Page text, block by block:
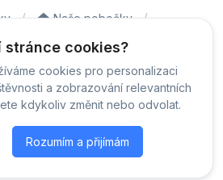
stránce cookies?
cookies pro personalizaci
a zobrazování relevantních
kdykoliv změnit nebo odvolat.
Rozumím a přijímám
Naše pobočky
stavu zakázky
- Všechna práva vyhrazena.